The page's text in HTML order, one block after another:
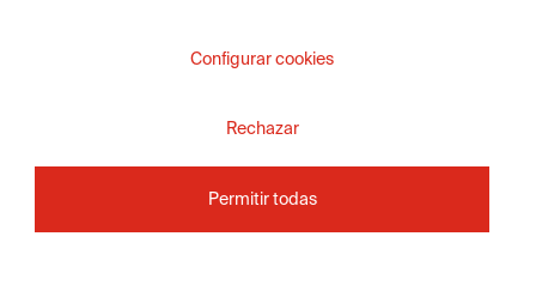
Configurar cookies
Rechazar
Permitir todas